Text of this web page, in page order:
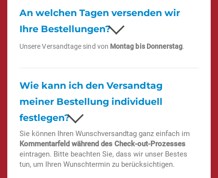
An welchen Tagen versenden wir
Ihre Bestellungen?
Unsere Versandtage sind von Montag bis Donnerstag.
Wie kann ich den Versandtag
meiner Bestellung individuell
festlegen?
Sie können Ihren Wunschversandtag ganz einfach im
Kommentarfeld während des Check-out-Prozesses
eintragen. Bitte beachten Sie, dass wir unser Bestes
tun, um Ihren Wunschtermin zu berücksichtigen.